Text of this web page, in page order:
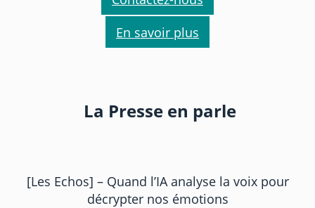
En savoir plus
La Presse en parle
[Les Echos] – Quand l’IA analyse la voix pour
décrypter nos émotions